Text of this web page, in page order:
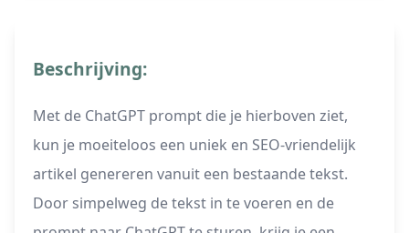
Beschrijving:
Met de ChatGPT prompt die je hierboven ziet,
kun je moeiteloos een uniek en SEO-vriendelijk
artikel genereren vanuit een bestaande tekst.
Door simpelweg de tekst in te voeren en de